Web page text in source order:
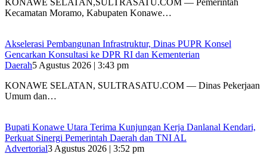
KONAWE SELATAN,SULTRASATU.COM — Pemerintah
Kecamatan Moramo, Kabupaten Konawe…
Akselerasi Pembangunan Infrastruktur, Dinas PUPR Konsel
Gencarkan Konsultasi ke DPR RI dan Kementerian
Daerah5 Agustus 2026 | 3:43 pm
KONAWE SELATAN, SULTRASATU.COM — Dinas Pekerjaan
Umum dan…
Bupati Konawe Utara Terima Kunjungan Kerja Danlanal Kendari,
Perkuat Sinergi Pemerintah Daerah dan TNI AL
Advertorial3 Agustus 2026 | 3:52 pm